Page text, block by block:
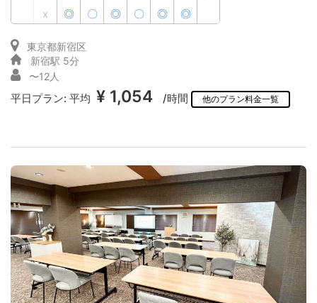
x ◎ 〇 ◎ 〇 ◎ ◎
東京都新宿区
新宿駅 5分
〜12人
平日プラン: 平均 ¥ 1,054 /時間 他のプラン料金一覧